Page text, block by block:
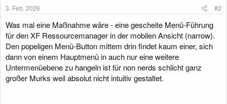
n
3. Feb. 2026 #2
Was mal eine Maßnahme wäre - eine gescheite Menü-Führung
für den XF Ressourcemanager in der mobilen Ansicht (narrow).
Den popeligen Menü-Button mittem drin findet kaum einer, sich
dann von einem Hauptmenü in auch nur eine weitere
Untermenüebene zu hangeln ist für non nerds schlicht ganz
großer Murks weil absolut nicht intuitiv gestaltet.